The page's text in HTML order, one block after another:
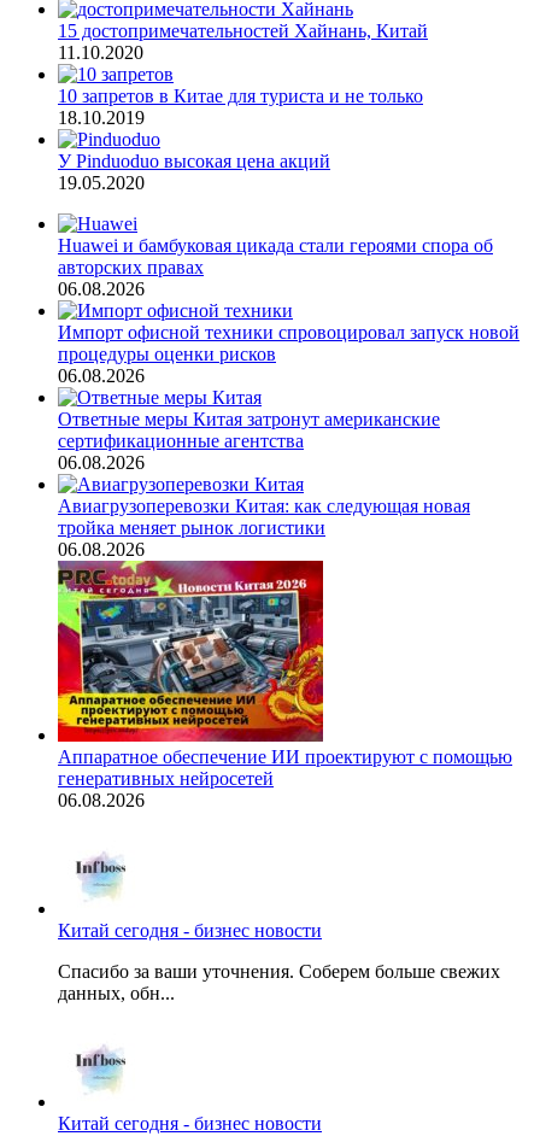
15 достопримечательностей Хайнань, Китай
11.10.2020
10 запретов в Китае для туриста и не только
18.10.2019
У Pinduoduo высокая цена акций
19.05.2020
Huawei и бамбуковая цикада стали героями спора об
авторских правах
06.08.2026
Импорт офисной техники спровоцировал запуск новой
процедуры оценки рисков
06.08.2026
Ответные меры Китая затронут американские
сертификационные агентства
06.08.2026
Авиагрузоперевозки Китая: как следующая новая
тройка меняет рынок логистики
06.08.2026
Аппаратное обеспечение ИИ проектируют с помощью
генеративных нейросетей
06.08.2026
Китай сегодня - бизнес новости
Спасибо за ваши уточнения. Соберем больше свежих
данных, обн...
Китай сегодня - бизнес новости